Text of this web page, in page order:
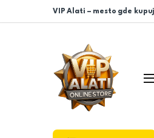
Skip to navigation
Skip to content
VIP Alati – mesto gde